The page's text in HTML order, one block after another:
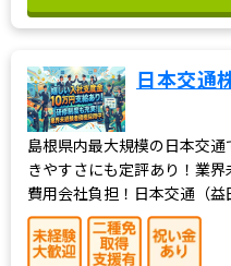
日本交通
島根県内最大規模の日本交
きやすさにも定評あり！業
費用会社負担！日本交通（益